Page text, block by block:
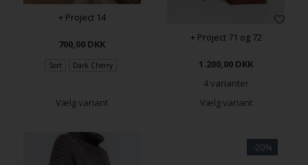
+ Project 14
700,00 DKK
Sort Dark Cherry
Vælg variant
+ Project 71 og 72
1.200,00 DKK
4 varianter
Vælg variant